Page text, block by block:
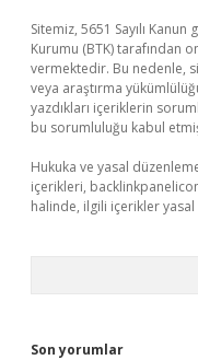
Sitemiz, 5651 Sayılı
Kurumu (BTK) tarafından
vermektedir. Bu nedenle,
veya araştırma
yazdıkları içeriklerin
bu sorumluluğu kabul
Hukuka ve yasal
içerikleri,
halinde, ilgili içerikler yasal
Son yorumlar